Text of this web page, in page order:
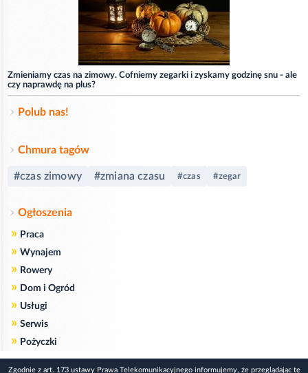
Zmieniamy czas na zimowy. Cofniemy zegarki i zyskamy godzinę snu - ale
czy naprawdę na plus?
Polub nas!
Chmura tagów
#czas zimowy #zmiana czasu #czas #zegar
Ogłoszenia
» Praca
» Wynajem
» Rowery
» Dom i Ogród
» Usługi
» Serwis
» Pożyczki
Zgodnie z art. 173 ustawy Prawa Telekomunikacyjnego informujemy, że przeglądając tę